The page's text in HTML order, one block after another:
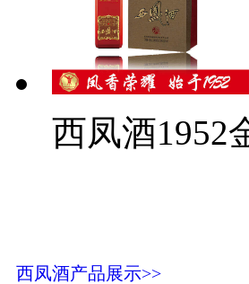
西凤酒1952
西凤酒产品展示>>